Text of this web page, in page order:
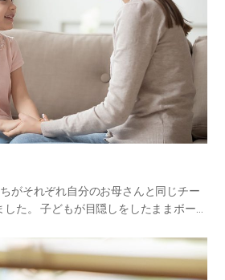
がそれぞれ自分のお母さんと同じチー
た。 子どもが目隠しをしたままボール
えられた時間と条件は同じですが、5チ